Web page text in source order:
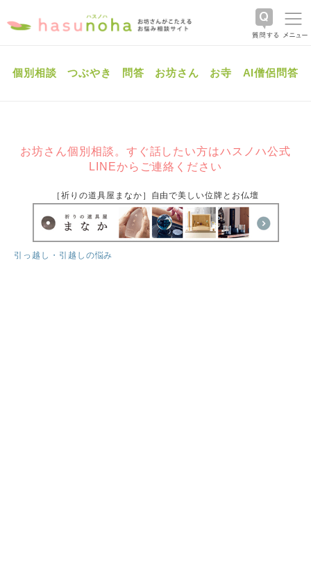
個別相談 つぶやき 問答 お坊さん お寺 AI僧侶問答
お坊さん個別相談。すぐ話したい方はハスノハ公式
LINEからご連絡ください
［祈りの道具屋まなか］自由で美しい位牌とお仏壇
引っ越し・引越しの悩み